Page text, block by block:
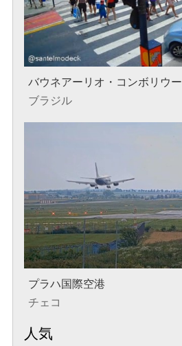
バウネアーリオ・コンボリウ
ブラジル
プラハ国際空港
チェコ
人気